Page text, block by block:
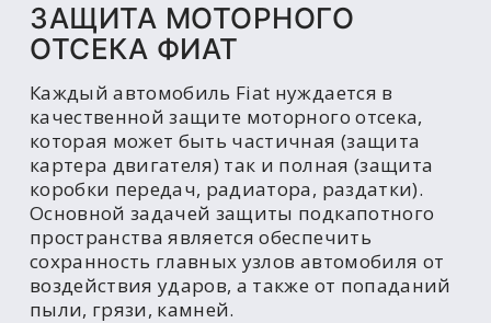
ЗАЩИТА МОТОРНОГО
ОТСЕКА ФИАТ
Каждый автомобиль Fiat нуждается в
качественной защите моторного отсека,
которая может быть частичная (защита
картера двигателя) так и полная (защита
коробки передач, радиатора, раздатки).
Основной задачей защиты подкапотного
пространства является обеспечить
сохранность главных узлов автомобиля от
воздействия ударов, а также от попаданий
пыли, грязи, камней.